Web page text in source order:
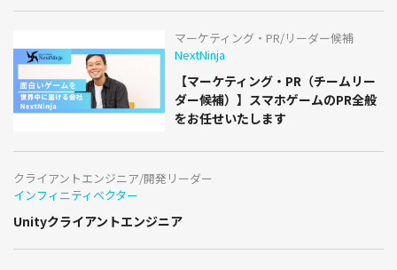
マーケティング・PR/リーダー候補
NextNinja
【マーケティング・PR（チームリー
ダー候補）】スマホゲームのPR全般
をお任せいたします
クライアントエンジニア/開発リーダー
インフィニティベクター
Unityクライアントエンジニア